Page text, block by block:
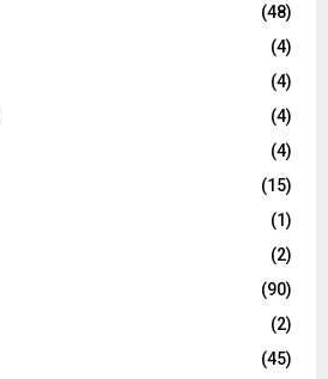
(48)
(4)
(4)
(4)
(4)
(15)
(1)
(2)
(90)
(2)
(45)